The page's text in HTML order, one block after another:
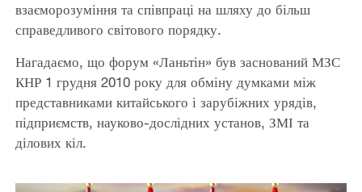
взаєморозуміння та співпраці на шляху до більш
справедливого світового порядку.
Нагадаємо, що форум «Ланьтін» був заснований МЗС
КНР 1 грудня 2010 року для обміну думками між
представниками китайського і зарубіжних урядів,
підприємств, науково-дослідних установ, ЗМІ та
ділових кіл.